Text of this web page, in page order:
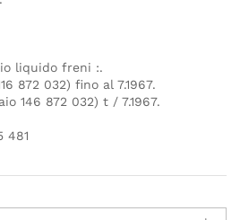
liquido freni :.
872 032) fino al 7.1967.
146 872 032) t / 7.1967.
481